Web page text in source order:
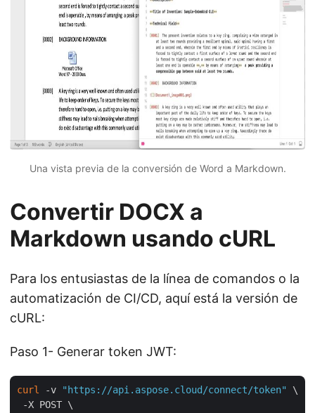
Una vista previa de la conversión de Word a Markdown.
Convertir DOCX a
Markdown usando cURL
Para los entusiastas de la línea de comandos o la
automatización de CI/CD, aquí está la versión de
cURL:
Paso 1- Generar token JWT:
curl -v "https://api.aspose.cloud/connect/token"
\
-X POST \